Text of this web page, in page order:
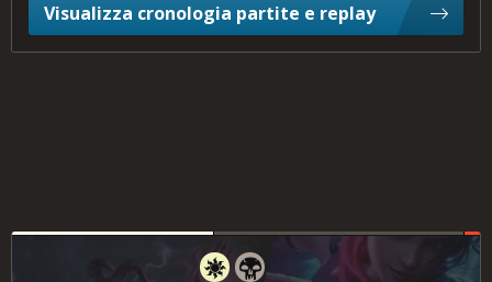
Visualizza cronologia partite e replay